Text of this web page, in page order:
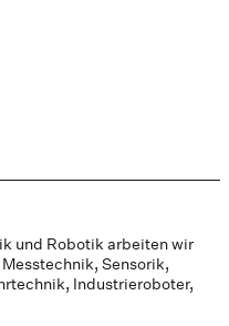
und Robotik arbeiten wir
Sensorik,
Industrieroboter,